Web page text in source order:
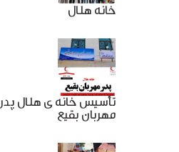
خانه هلال
تأسیس خانه ی هلال پدر
مهربان بقیع